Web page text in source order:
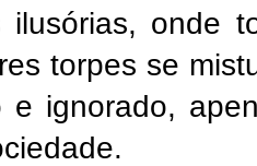
ilusórias, onde
torpes se
e ignorado,